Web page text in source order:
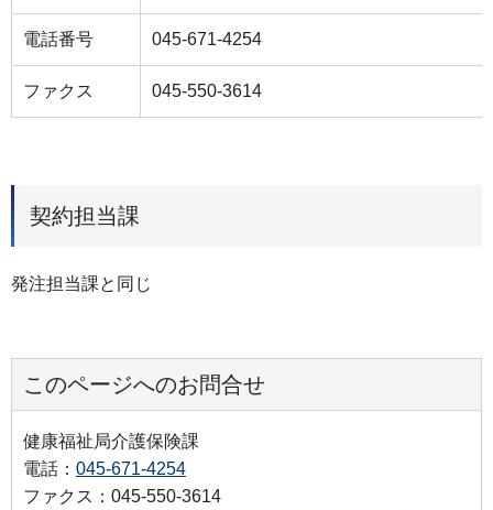
電話番号 045-671-4254
ファクス 045-550-3614
契約担当課
発注担当課と同じ
このページへのお問合せ
健康福祉局介護保険課
電話： 045-671-4254
ファクス：045-550-3614